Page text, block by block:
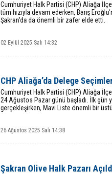
Cumhuriyet Halk Partisi (CHP) Aliağa
tüm hızıyla devam ederken, Barış
Şakran'da da önemli bir zafer elde etti.
02 Eylül 2025 Salı 14:32
CHP Aliağa’da Delege
Cumhuriyet Halk Partisi (CHP) Aliağa
24 Ağustos Pazar günü başladı. İlk gün
gerçekleşirken, Mavi Liste önemli bir
26 Ağustos 2025 Salı 14:38
Şakran Olive Halk Pazarı